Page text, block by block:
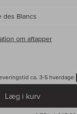
des Blancs
om aftapper
ca. 3-5 hverdage
Læg i kurv